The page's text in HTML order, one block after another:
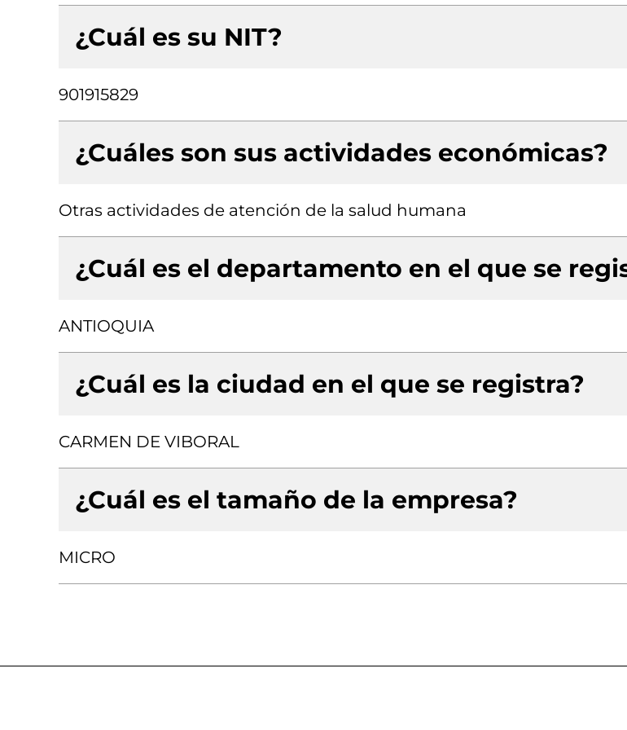
¿Cuál es su NIT?
901915829
¿Cuáles son sus actividades económicas?
Otras actividades de atención de la salud humana
¿Cuál es el departamento en el que se
ANTIOQUIA
¿Cuál es la ciudad en el que se registra?
CARMEN DE VIBORAL
¿Cuál es el tamaño de la empresa?
MICRO